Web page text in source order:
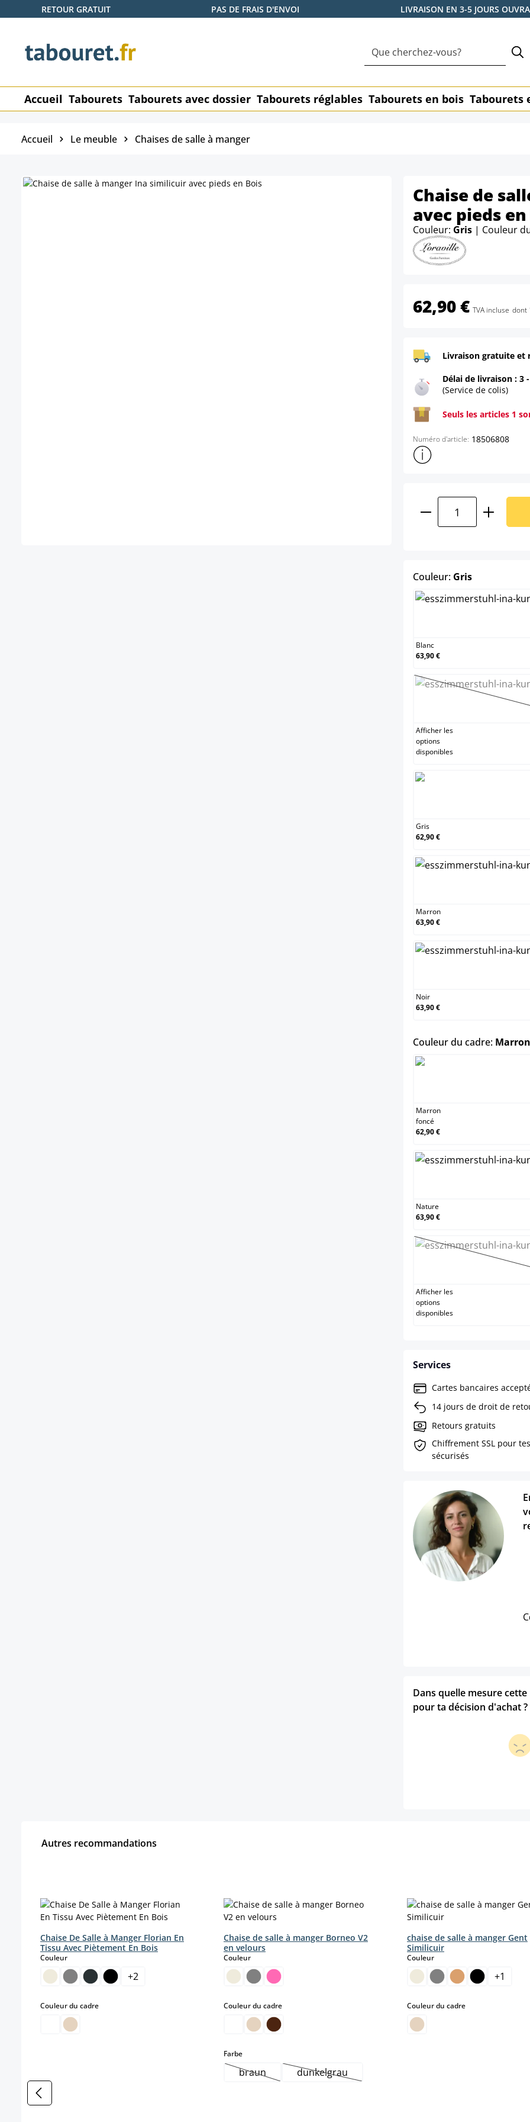
au contenu principal
Passer à la recherche
Passer à la navigation principale
RETOUR GRATUIT PAS DE FRAIS D'ENVOI LIVRAISON EN 3-5 JOURS
Accueil Tabourets Tabourets avec dossier Tabourets réglables Tabourets en bois Tabourets
Accueil Le meuble Chaises de salle à manger
Chaise de
avec pieds
Couleur: Gris | Couleur
62,90 € TVA incluse dont
Livraison gratuite et
Délai de livraison : 3
(Service de colis)
Seuls les articles 1
Numéro d'article: 18506808
Afficher plus d'informations
Quantité de
Couleur: Grisselect
Blanc
63,90 €
Afficher les
options
disponibles
Gris
62,90 €
Marron
63,90 €
Noir
63,90 €
Couleur du cadre:
Marron
foncé
62,90 €
Nature
63,90 €
Noir
Afficher les
options
disponibles
Services
Cartes bancaires
14 jours de droit de
Retours gratuits
Chiffrement SSL pour
sécurisés
Dans quelle mesure
pour ta décision d'achat ?
Autres recommandations
Chaise De Salle à Manger Florian En
Tissu Avec Piètement En Bois
Couleurselect
+2
Couleur du cadreselect
Chaise de salle à manger Borneo V2
en velours
Couleurselect
Couleur du cadreselect
Farbeselect
braun(Cette option n'est pas disponible pour le moment.)
dunkelgrau(Cette option n'est pas disponible pour le moment.)
chaise de salle à manger Gent
Similicuir
Couleurselect
+1
Couleur du cadreselect